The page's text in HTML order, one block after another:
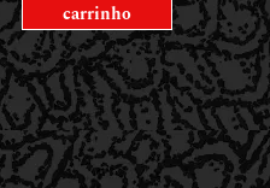
carrinho